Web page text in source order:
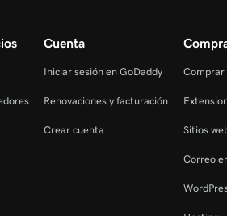
Cuenta
Iniciar sesión en GoDaddy
Renovaciones y facturación
Crear cuenta
Comprar
Sitios
Correo